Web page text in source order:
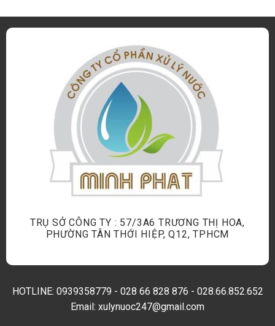
TRỤ SỞ CÔNG TY : 57/3A6 TRƯƠNG THỊ HOA,
PHƯỜNG TÂN THỚI HIỆP, Q12, TPHCM
HOTLINE: 0939358779 - 028 66 828 876 - 028.66.852.652
Email: xulynuoc247@gmail.com